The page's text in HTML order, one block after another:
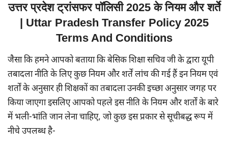
उत्तर प्रदेश ट्रांसफर पॉलिसी 2025 के नियम और शर्ते
| Uttar Pradesh Transfer Policy 2025
Terms And Conditions
जैसा कि हमने आपको बताया कि बेसिक शिक्षा सचिव जी के द्वारा यूपी
तबादला नीति के लिए कुछ नियम और शर्तें लांच की गई हैं इन नियम एवं
शर्तों के अनुसार ही शिक्षकों का तबादला उनकी इच्छा अनुसार जगह पर
किया जाएगा इसलिए आपको पहले इस नीति के नियम और शर्तों के बारे
में भली-भांति जान लेना चाहिए, जो कुछ इस प्रकार से सूचीबद्ध रूप में
नीचे उपलब्ध है-